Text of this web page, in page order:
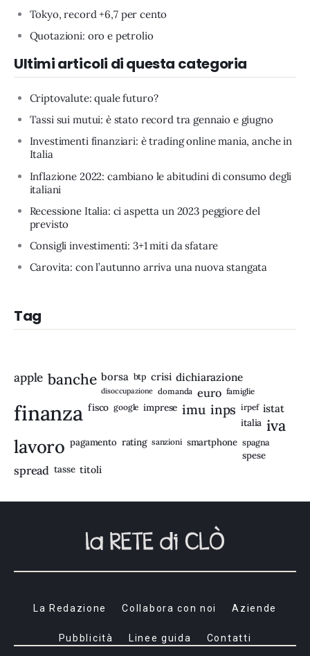
Tokyo, record +6,7 per cento
Quotazioni: oro e petrolio
Ultimi articoli di questa categoria
Criptovalute: quale futuro?
Tassi sui mutui: è stato record tra gennaio e giugno
Investimenti finanziari: è trading online mania, anche in
Italia
Inflazione 2022: cambiano le abitudini di consumo degli
italiani
Recessione Italia: ci aspetta un 2023 peggiore del
previsto
Consigli investimenti: 3+1 miti da sfatare
Carovita: con l’autunno arriva una nuova stangata
Tag
apple banche borsa btp crisi dichiarazione
disoccupazione domanda euro famiglie
finanza fisco google imprese imu inps irpef istat
italia iva
lavoro pagamento rating sanzioni smartphone spagna
spese
spread tasse titoli
La Redazione Collabora con noi Aziende
Pubblicità Linee guida Contatti